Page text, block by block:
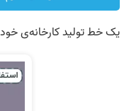
یک خط تولید کارخانه‌ی